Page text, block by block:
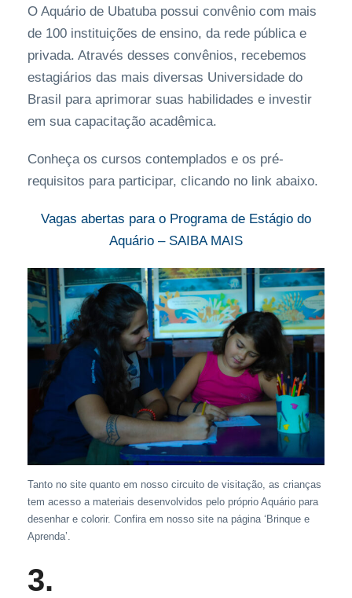
O Aquário de Ubatuba possui convênio com mais
de 100 instituições de ensino, da rede pública e
privada. Através desses convênios, recebemos
estagiários das mais diversas Universidade do
Brasil para aprimorar suas habilidades e investir
em sua capacitação acadêmica.
Conheça os cursos contemplados e os pré-
requisitos para participar, clicando no link abaixo.
Vagas abertas para o Programa de Estágio do
Aquário – SAIBA MAIS
Tanto no site quanto em nosso circuito de visitação, as crianças
tem acesso a materiais desenvolvidos pelo próprio Aquário para
desenhar e colorir. Confira em nosso site na página ‘Brinque e
Aprenda’.
3.